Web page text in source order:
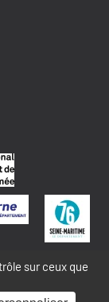
PLAN DU SITE
sur ceux que